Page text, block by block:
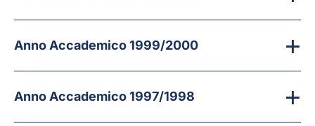
Anno Accademico 1999/2000
Anno Accademico 1997/1998